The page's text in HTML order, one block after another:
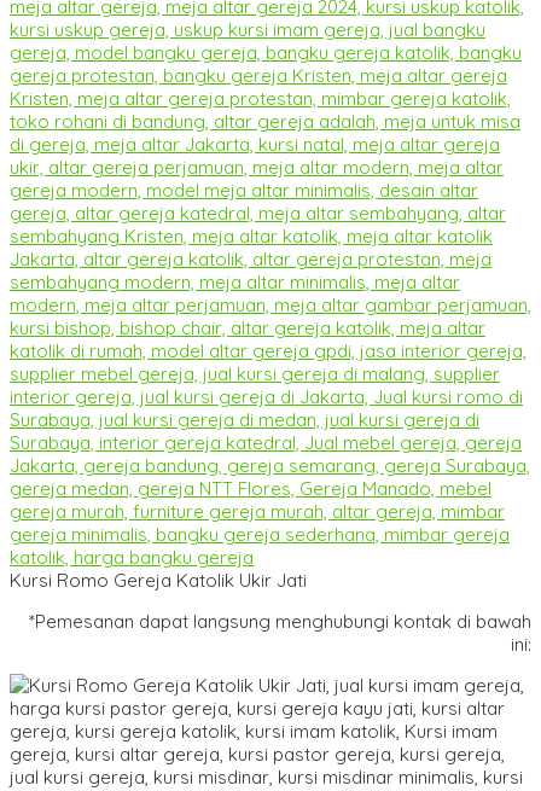
Kursi Romo Gereja Katolik Ukir Jati
*Pemesanan dapat langsung menghubungi kontak di bawah
ini: